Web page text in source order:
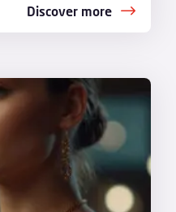
Discover more